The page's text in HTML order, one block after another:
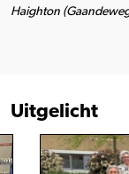
Haighton
Uitgelicht